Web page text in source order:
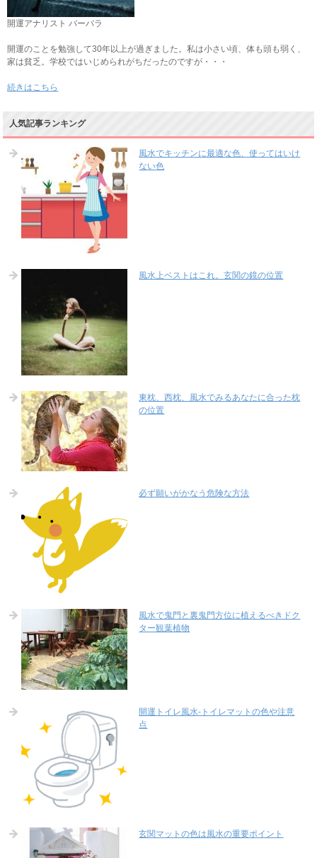
開運アナリスト バーバラ
開運のことを勉強して30年以上が過ぎました。私は小さい頃、体も頭も弱く、
家は貧乏。学校ではいじめられがちだったのですが・・・
続きはこちら
人気記事ランキング
風水でキッチンに最適な色、使ってはいけ
ない色
風水上ベストはこれ。玄関の鏡の位置
東枕、西枕、風水でみるあなたに合った枕
の位置
必ず願いがかなう危険な方法
風水で鬼門と裏鬼門方位に植えるべきドク
ター観葉植物
開運トイレ風水-トイレマットの色や注意
点
玄関マットの色は風水の重要ポイント